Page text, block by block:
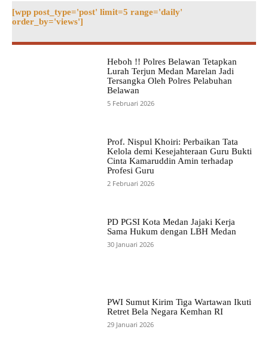
[wpp post_type='post' limit=5 range='daily'
order_by='views']
Heboh !! Polres Belawan Tetapkan
Lurah Terjun Medan Marelan Jadi
Tersangka Oleh Polres Pelabuhan
Belawan
5 Februari 2026
Prof. Nispul Khoiri: Perbaikan Tata
Kelola demi Kesejahteraan Guru Bukti
Cinta Kamaruddin Amin terhadap
Profesi Guru
2 Februari 2026
PD PGSI Kota Medan Jajaki Kerja
Sama Hukum dengan LBH Medan
30 Januari 2026
PWI Sumut Kirim Tiga Wartawan Ikuti
Retret Bela Negara Kemhan RI
29 Januari 2026